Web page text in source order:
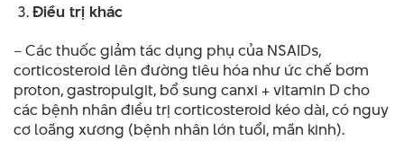
Điều trị khác
– Các thuốc giảm tác dụng phụ của NSAIDs,
corticosteroid lên đường tiêu hóa như ức chế bơm
proton, gastropulgit, bổ sung canxi + vitamin D cho
các bệnh nhân điều trị corticosteroid kéo dài, có nguy
cơ loãng xương (bệnh nhân lớn tuổi, mãn kinh).